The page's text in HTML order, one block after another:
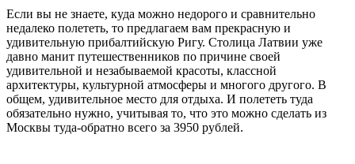
Если вы не знаете, куда можно недорого и сравнительно
недалеко полететь, то предлагаем вам прекрасную и
удивительную прибалтийскую Ригу. Столица Латвии уже
давно манит путешественников по причине своей
удивительной и незабываемой красоты, классной
архитектуры, культурной атмосферы и многого другого. В
общем, удивительное место для отдыха. И полететь туда
обязательно нужно, учитывая то, что это можно сделать из
Москвы туда-обратно всего за 3950 рублей.